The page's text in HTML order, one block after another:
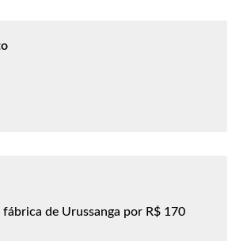
fábrica de Urussanga por R$ 170